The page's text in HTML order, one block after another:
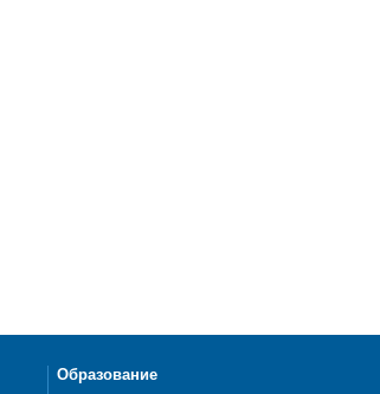
Образование